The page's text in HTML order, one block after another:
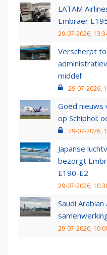
LATAM
Embraer
29-07-2026,
Verscherpt
middel’
29-07-2026,
Goed
op Schiphol:
29-07-2026,
Japanse
bezorgt
E190-E2
29-07-2026,
Saudi
29-07-2026,